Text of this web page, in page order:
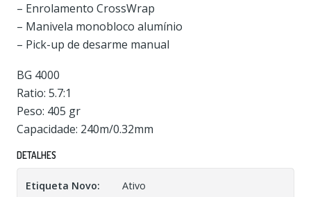
– Enrolamento CrossWrap
– Manivela monobloco alumínio
– Pick-up de desarme manual
BG 4000
Ratio: 5.7:1
Peso: 405 gr
Capacidade: 240m/0.32mm
DETALHES
Etiqueta Novo: Ativo